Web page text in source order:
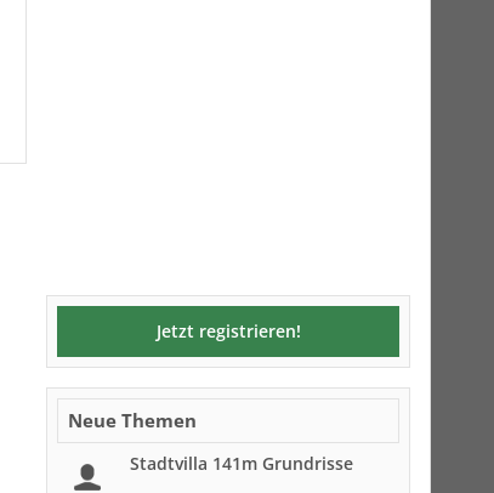
Jetzt registrieren!
Neue Themen
Stadtvilla 141m Grundrisse